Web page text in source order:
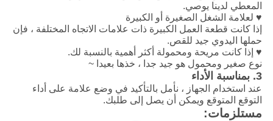
المعطي لدينا يوصي.
♥ لعلامة الشغل الصغيرة أو الكبيرة
إذا كانت قطعة العمل الكبيرة ذات علامات الاتجاه المختلفة ، فإن
حملها اليدوي جيد للقص.
♥ إذا كانت مريحة ومحمولة أكثر أهمية بالنسبة لك.
نوع صغير ومحمول هو جيد جدا ، خذها بعيدا ~
3. بمناسبة الأداء
عند استخدام الجهاز ، نأمل بالتأكيد في وضع علامة على أداء
التوقع المتوقع ويمكن أن يصل إلى طلبك.
مستلزمات: